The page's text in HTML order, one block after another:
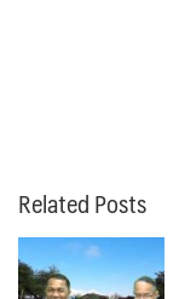
Related Posts